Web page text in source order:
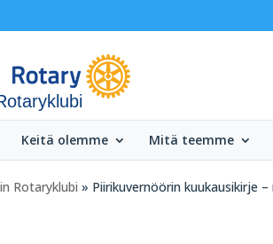
Keitä olemme Mitä teemme
Rotaryklubi » Piirikuvernöörin kuukausikirje